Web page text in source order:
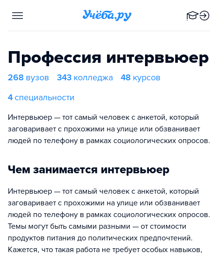
Профессия интервьюер
268 вузов 343 колледжа 48 курсов
4специальности
Интервьюер — тот самый человек с анкетой, который
заговаривает с прохожими на улице или обзванивает
людей по телефону в рамках социологических опросов.
Чем занимается интервьюер
Интервьюер — тот самый человек с анкетой, который
заговаривает с прохожими на улице или обзванивает
людей по телефону в рамках социологических опросов.
Темы могут быть самыми разными — от стоимости
продуктов питания до политических предпочтений.
Кажется, что такая работа не требует особых навыков,